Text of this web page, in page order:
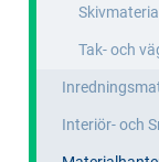
Skivmaterial
Tak- och
Interiör- och